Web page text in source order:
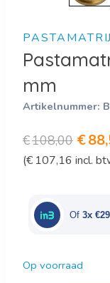
mm
Artikelnummer:
€108,00
prijs
€
(€ 107,16 incl.
Of 3x
Op voorraad